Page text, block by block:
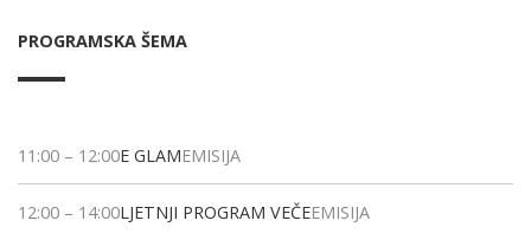
PROGRAMSKA ŠEMA
11:00 – 12:00E GLAMEMISIJA
12:00 – 14:00LJETNJI PROGRAM VEČEEMISIJA